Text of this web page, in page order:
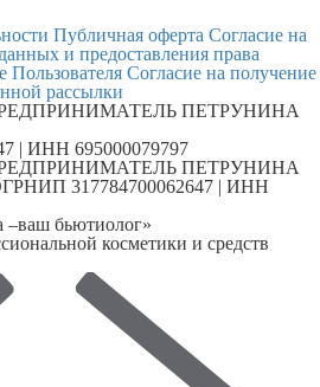
Публичная оферта Согласие на
и предоставления права
Пользователя Согласие на получение
рассылки
ПЕТРУНИНА
| ИНН 695000079797
ПЕТРУНИНА
317784700062647 | ИНН
–ваш бьютиолог»
косметики и средств